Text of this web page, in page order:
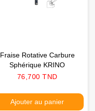
Fraise Rotative Carbure
Sphérique KRINO
Prix
76,700 TND
Ajouter au panier